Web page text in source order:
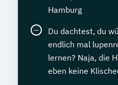
Hamburg
Du dachtest, du
endlich mal
lernen? Naja, die
eben keine